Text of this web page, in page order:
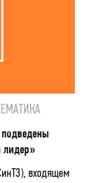
лидер»
входящем